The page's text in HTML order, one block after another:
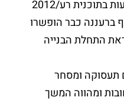
הקרקעות בתוכנית רע/2012
ברעננה כבר הופשרו
התחלת הבנייה
ומסחר
ומהווה המשך